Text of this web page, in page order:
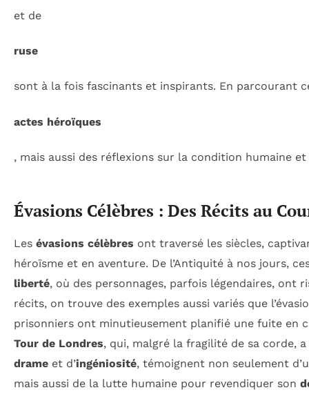
et de
ruse
sont à la fois fascinants et inspirants. En parcourant
actes héroïques
, mais aussi des réflexions sur la condition humaine
Évasions Célèbres : Des Récits au
Les évasions célèbres ont traversé les siècles,
héroïsme et en aventure. De l’Antiquité à nos jours,
liberté, où des personnages, parfois légendaires, ont
récits, on trouve des exemples aussi variés que
prisonniers ont minutieusement planifié une fuite en
Tour de Londres, qui, malgré la fragilité de sa corde,
drame et d’ingéniosité, témoignent non seulement
mais aussi de la lutte humaine pour revendiquer son